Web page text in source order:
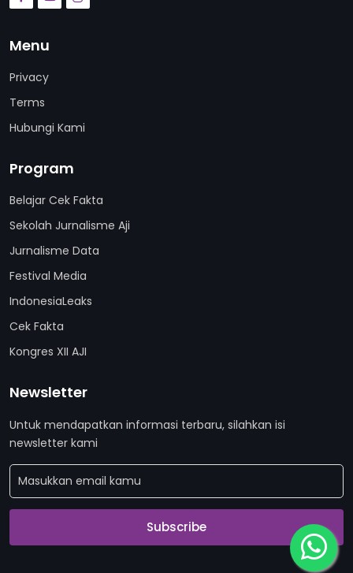
Menu
Privacy
Terms
Hubungi Kami
Program
Belajar Cek Fakta
Sekolah Jurnalisme Aji
Jurnalisme Data
Festival Media
IndonesiaLeaks
Cek Fakta
Kongres XII AJI
Newsletter
Untuk mendapatkan informasi terbaru, silahkan isi
newsletter kami
Subscribe